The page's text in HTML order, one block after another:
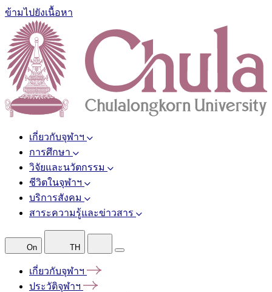
ข้ามไปยังเนื้อหา
เกี่ยวกับจุฬาฯ
การศึกษา
วิจัยและนวัตกรรม
ชีวิตในจุฬาฯ
บริการสังคม
สาระความรู้และข่าวสาร
On TH
เกี่ยวกับจุฬาฯ
ประวัติจุฬาฯ